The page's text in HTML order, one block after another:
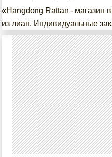
«Hangdong Rattan - магазин
из лиан. Индивидуальные